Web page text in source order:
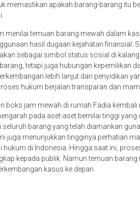
memastikan apakah barang-barang itu
menilai temuan barang mewah dalam
hasil dugaan kejahatan finansial.
sebagai simbol status sosial di
tetapi juga hubungan kepemilikan
lebih lanjut dari penyidikan
hukum berjalan transparan dan
boks jam mewah di rumah Fadia
pada aset-aset bernilai tinggi
barang yang telah diamankan
juga menunjukkan tingginya perhatian
hukum di Indonesia. Hingga saat ini,
kepada publik. Namun temuan
kasus ke depan.